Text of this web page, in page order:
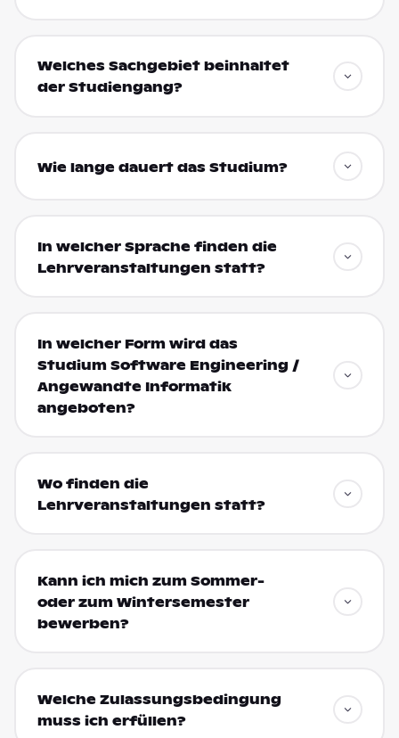
Welches Sachgebiet beinhaltet
der Studiengang?
Wie lange dauert das Studium?
In welcher Sprache finden die
Lehrveranstaltungen statt?
In welcher Form wird das
Studium Software Engineering /
Angewandte Informatik
angeboten?
Wo finden die
Lehrveranstaltungen statt?
Kann ich mich zum Sommer-
oder zum Wintersemester
bewerben?
Welche Zulassungsbedingung
muss ich erfüllen?